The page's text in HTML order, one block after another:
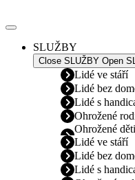
k
SLUŽBY
Close SLUŽBY Open
Lidé ve stáří
Lidé bez
Lidé s
Ohrožené
Ohrožené děti
Lidé ve stáří
Lidé bez
Lidé s